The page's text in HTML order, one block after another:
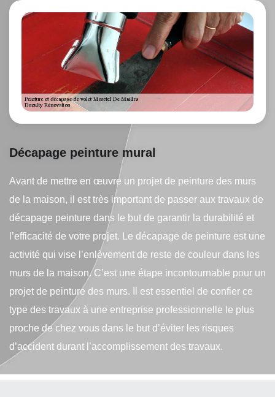
Décapage peinture mural
Avant de mettre en œuvre un projet de peinture des murs
de la maison, il est très important de passer aux travaux de
décapage peinture dans le but de garantir la durabilité et
l’efficacité de votre projet. Le décapage de peinture est une
activité qui vise l’enlèvement de reste de couleur dans les
murs de la maison. C’est une étape incontournable pour un
projet de peinture des murs. Il est essentiel de confier ce
type des travaux à une entreprise professionnelle le plus
proche de chez vous dans le but d’éviter les risques
d’accident durant l’accomplissement des travaux.